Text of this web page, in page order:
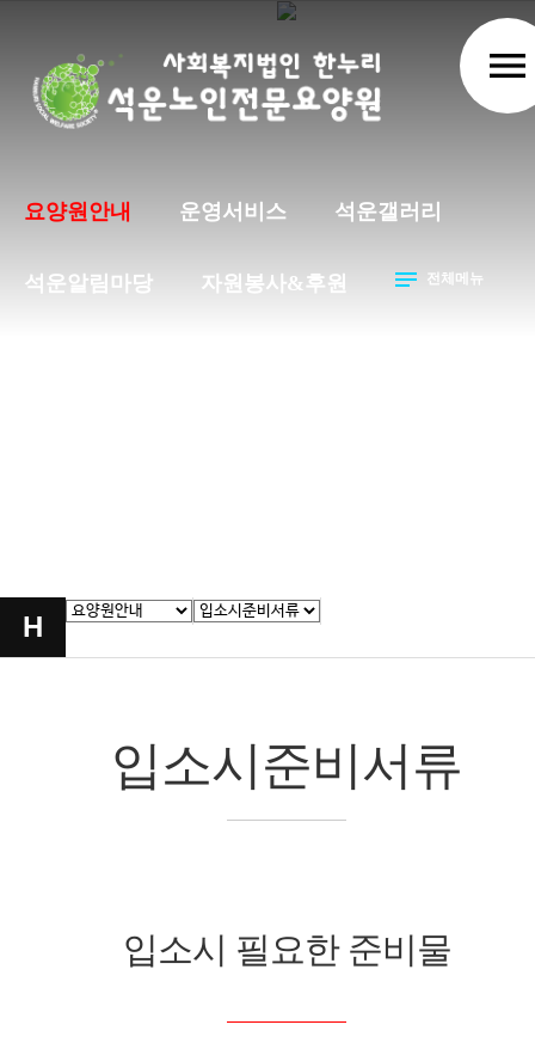
요양원안내 운영서비스 석운갤러리
석운알림마당 자원봉사&후원 notes 전체메뉴
menu
H
입소시준비서류
입소시 필요한 준비물